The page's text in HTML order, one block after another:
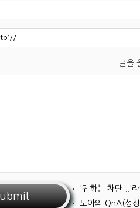
글을
• '귀하는 차단...'
• 도아의 QnA(성